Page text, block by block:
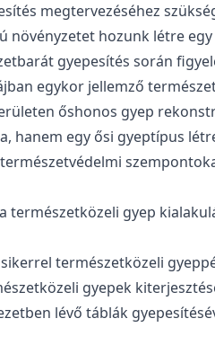
megtervezéséhez
növényzetet hozunk létre
gyepesítés során
egykor jellemző
őshonos gyep
hanem egy ősi gyeptípus
gyep
természetközeli
gyepek
lévő táblák